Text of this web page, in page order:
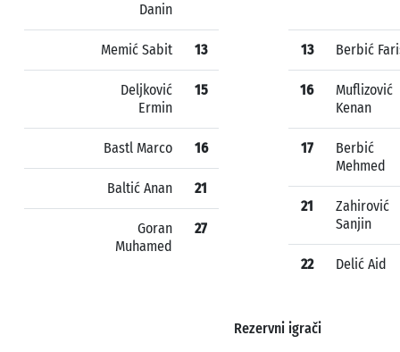
Danin
Memić Sabit 13
Deljković
Ermin
15
Bastl Marco 16
Baltić Anan 21
Goran
Muhamed
27
13 Berbić
16
Muflizović
Kenan
17
Berbić
Mehmed
21
Zahirović
Sanjin
22 Delić Aid
Rezervni igrači